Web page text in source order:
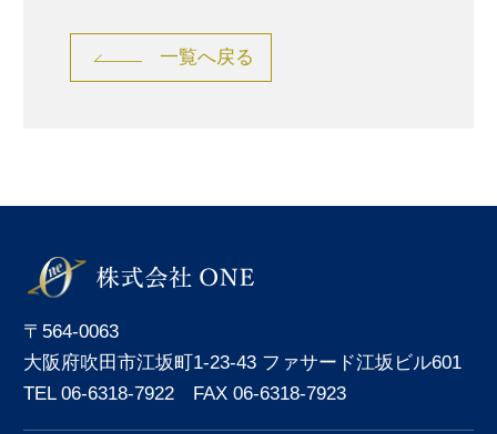
一覧へ戻る
〒564-0063
大阪府吹田市江坂町1-23-43 ファサード江坂ビル601
TEL 06-6318-7922 FAX 06-6318-7923